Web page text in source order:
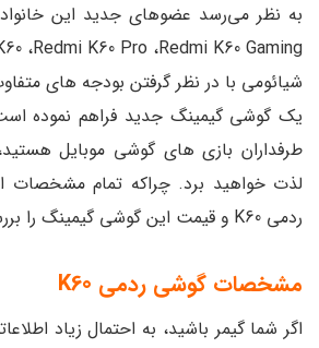
شیائومی با در نظر گرفتن بودجه های
یک گوشی گیمینگ جدید فراهم نموده
طرفداران بازی های گوشی موبایل
لذت خواهید برد. چراکه تمام مشخصات
ردمی K60 و قیمت این گوشی گیمینگ را بررسی خواهیم کرد.
مشخصات گوشی ردمی K60
اگر شما گیمر باشید، به احتمال زیاد